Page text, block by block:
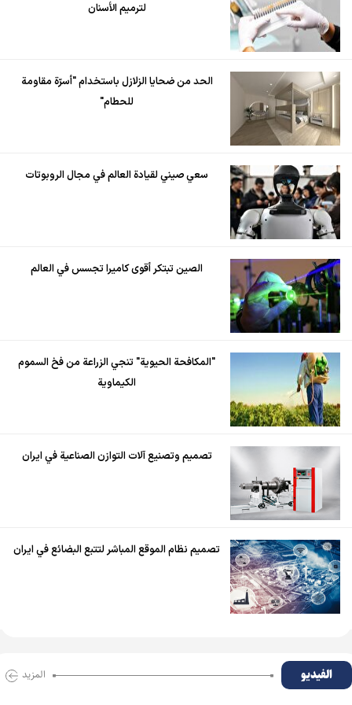
لترميم الأسنان
الحد من ضحايا الزلازل باستخدام "أسرّة مقاومة
للحطام"
سعي صيني لقيادة العالم في مجال الروبوتات
الصين تبتكر أقوى كاميرا تجسس في العالم
"المكافحة الحيوية" تنجي الزراعة من فخ السموم
الكيماوية
تصميم وتصنيع آلات التوازن الصناعية في ايران
تصميم نظام الموقع المباشر لتتبع البضائع في ايران
الفیدیو المزید